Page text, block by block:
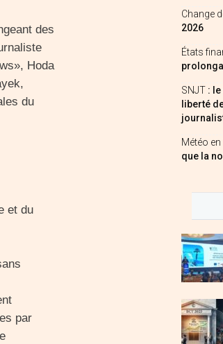
des
Hoda
du
et du
par
Change
2026
États
SNJT :
liberté
Météo
que la